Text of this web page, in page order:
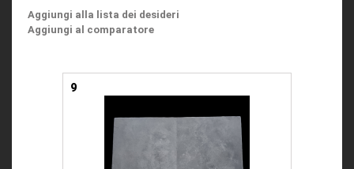
Aggiungi alla lista dei desideri
Aggiungi al comparatore
9